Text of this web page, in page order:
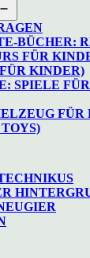
öffnen
BÜCHER:
FÜR
KINDER)
SPIELE
FÜR